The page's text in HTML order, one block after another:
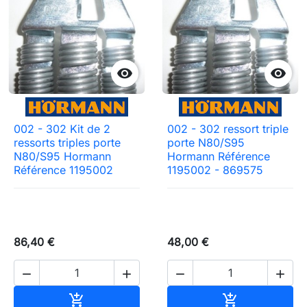

002 - 302 Kit de 2
ressorts triples porte
N80/S95 Hormann
Référence 1195002
86,40 €
 


002 - 302 ressort triple
porte N80/S95
Hormann Référence
1195002 - 869575
48,00 €
 
